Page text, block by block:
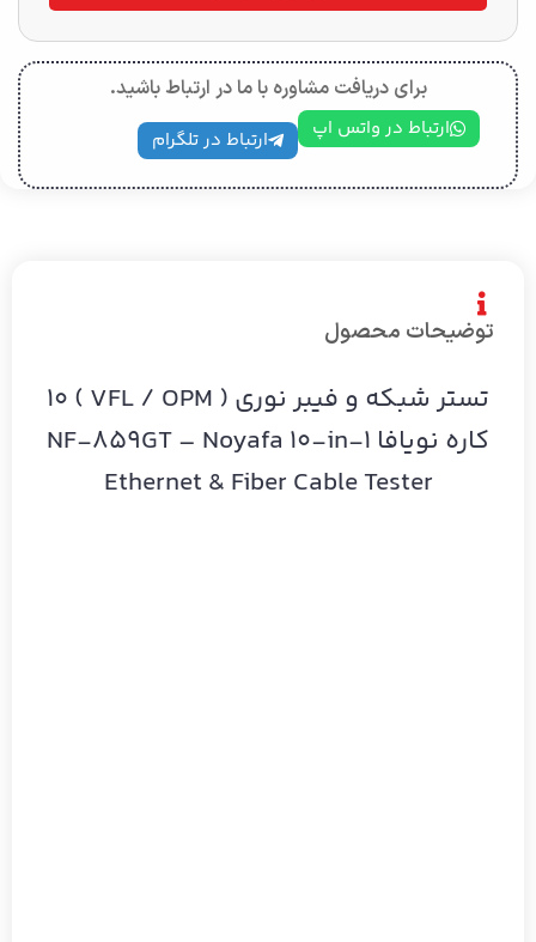
برای دریافت مشاوره با ما در ارتباط باشید.
ارتباط در واتس اپ ارتباط در تلگرام
توضیحات محصول
تستر شبکه و فیبر نوری ( VFL / OPM ) 10
کاره نویافا NF-859GT – Noyafa 10-in-1
Ethernet & Fiber Cable Tester